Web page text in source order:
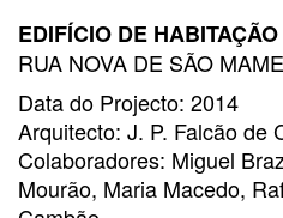
EDIFÍCIO DE
RUA NOVA DE SÃO
Data do Projecto: 2014
Arquitecto: J. P. Falcão de
Colaboradores: Miguel
Mourão, Maria Macedo,